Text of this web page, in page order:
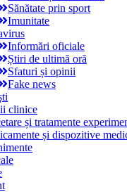
Sănătate prin sport
Imunitate
Informări oficiale
Știri de ultimă oră
Sfaturi și opinii
Fake news
clinice
și tratamente
și dispozitive